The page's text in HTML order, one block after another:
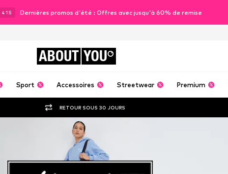
40 S Dernières promos d'été : Offres avec jusqu'à 60% de remise
ABOUT YOU
Sport Accessoires Streetwear Premium
RETOUR SOUS 30 JOURS